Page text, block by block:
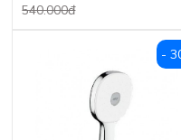
540.000đ
-